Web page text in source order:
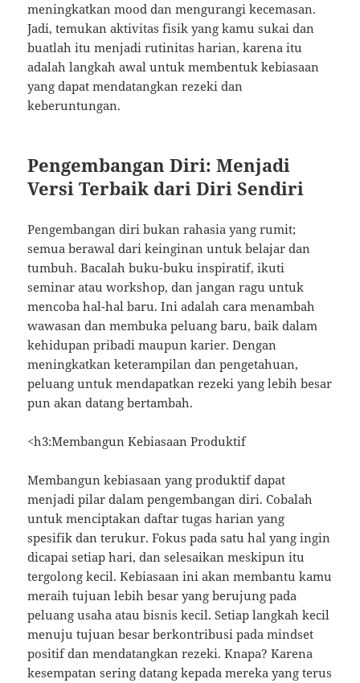
meningkatkan mood dan mengurangi kecemasan.
Jadi, temukan aktivitas fisik yang kamu sukai dan
buatlah itu menjadi rutinitas harian, karena itu
adalah langkah awal untuk membentuk kebiasaan
yang dapat mendatangkan rezeki dan
keberuntungan.
Pengembangan Diri: Menjadi
Versi Terbaik dari Diri Sendiri
Pengembangan diri bukan rahasia yang rumit;
semua berawal dari keinginan untuk belajar dan
tumbuh. Bacalah buku-buku inspiratif, ikuti
seminar atau workshop, dan jangan ragu untuk
mencoba hal-hal baru. Ini adalah cara menambah
wawasan dan membuka peluang baru, baik dalam
kehidupan pribadi maupun karier. Dengan
meningkatkan keterampilan dan pengetahuan,
peluang untuk mendapatkan rezeki yang lebih besar
pun akan datang bertambah.
<h3:Membangun Kebiasaan Produktif
Membangun kebiasaan yang produktif dapat
menjadi pilar dalam pengembangan diri. Cobalah
untuk menciptakan daftar tugas harian yang
spesifik dan terukur. Fokus pada satu hal yang ingin
dicapai setiap hari, dan selesaikan meskipun itu
tergolong kecil. Kebiasaan ini akan membantu kamu
meraih tujuan lebih besar yang berujung pada
peluang usaha atau bisnis kecil. Setiap langkah kecil
menuju tujuan besar berkontribusi pada mindset
positif dan mendatangkan rezeki. Knapa? Karena
kesempatan sering datang kepada mereka yang terus